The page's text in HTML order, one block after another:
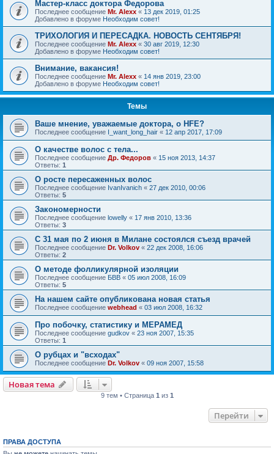
Мастер-класс доктора Федорова
Последнее сообщение Mr. Alexx « 13 дек 2019, 01:25
Добавлено в форуме Необходим совет!
ТРИХОЛОГИЯ И ПЕРЕСАДКА. НОВОСТЬ СЕНТЯБРЯ!
Последнее сообщение Mr. Alexx « 30 авг 2019, 12:30
Добавлено в форуме Необходим совет!
Внимание, вакансия!
Последнее сообщение Mr. Alexx « 14 янв 2019, 23:00
Добавлено в форуме Необходим совет!
Темы
Ваше мнение, уважаемые доктора, о HFE?
Последнее сообщение I_want_long_hair « 12 апр 2017, 17:09
О качестве волос с тела...
Последнее сообщение Др. Федоров « 15 ноя 2013, 14:37
Ответы: 1
О росте пересаженных волос
Последнее сообщение IvanIvanich « 27 дек 2010, 00:06
Ответы: 5
Закономерности
Последнее сообщение lowelly « 17 янв 2010, 13:36
Ответы: 3
С 31 мая по 2 июня в Милане состоялся съезд врачей
Последнее сообщение Dr. Volkov « 22 дек 2008, 16:06
Ответы: 2
О методе фолликулярной изоляции
Последнее сообщение БВВ « 05 июл 2008, 16:09
Ответы: 5
На нашем сайте опубликована новая статья
Последнее сообщение webhead « 03 июл 2008, 16:32
Про побочку, статистику и МЕРАМЕД
Последнее сообщение gudkov « 23 ноя 2007, 15:35
Ответы: 1
О рубцах и "всходах"
Последнее сообщение Dr. Volkov « 09 ноя 2007, 15:58
Новая тема
9 тем • Страница 1 из 1
Перейти
ПРАВА ДОСТУПА